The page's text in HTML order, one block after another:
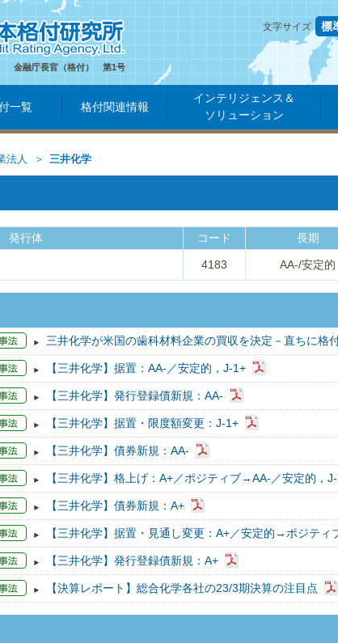
金融庁長官（格付） 第1号
文字サイズ
一覧 格付関連情報
インテリジェンス＆
ソリューション
法人 三井化学
発行体 コード 長期
4183 AA-/安定的
三井化学が米国の歯科材料企業の買収を決定－直ちに格
【三井化学】据置：AA-／安定的，J-1+
【三井化学】発行登録債新規：AA-
【三井化学】据置・限度額変更：J-1+
【三井化学】債券新規：AA-
【三井化学】格上げ：A+／ポジティブ→AA-／安定的，
【三井化学】債券新規：A+
【三井化学】据置・見通し変更：A+／安定的→ポジティ
【三井化学】発行登録債新規：A+
【決算レポート】総合化学各社の23/3期決算の注目点